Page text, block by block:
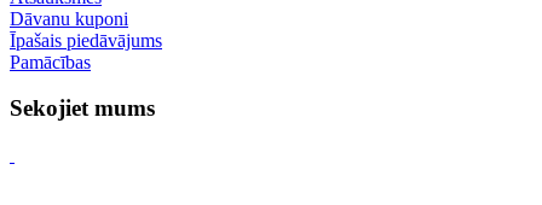
Dāvanu kuponi
Īpašais piedāvājums
Pamācības
Sekojiet mums